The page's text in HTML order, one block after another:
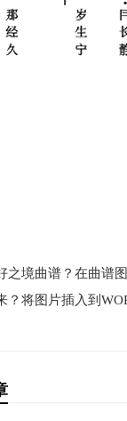
之境曲谱？在曲谱
将图片插入到